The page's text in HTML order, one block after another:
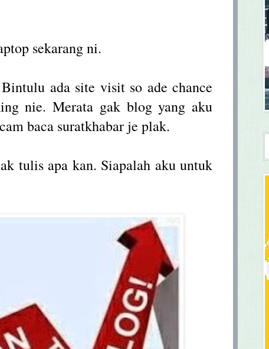
sekarang ni.
ada site visit so ade chance
nie. Merata gak blog yang aku
baca suratkhabar je plak.
tulis apa kan. Siapalah aku untuk